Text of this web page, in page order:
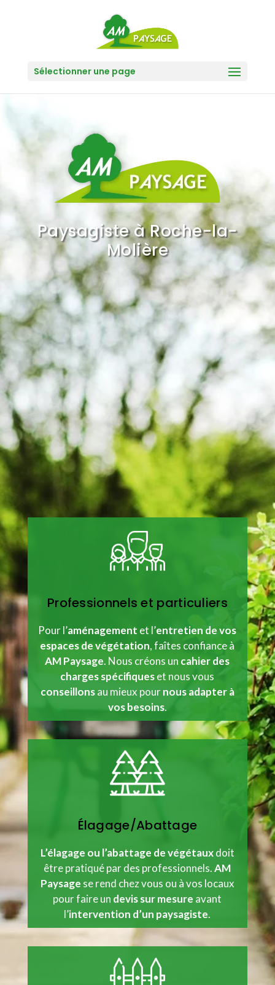
Sélectionner une page
Paysagiste à Roche-la-
Molière
Professionnels et particuliers
Pour l’aménagement et l’entretien de vos
espaces de végétation, faîtes confiance à
AM Paysage. Nous créons un cahier des
charges spécifiqueset nous vous
conseillonsau mieux pournous adapter à
vos besoins.
Élagage/Abattage
L’élagage ou l’abattage de végétauxdoit
être pratiqué par des professionnels.AM
Paysage se rend chez vous ou à vos locaux
pour faire un devis sur mesure avant
l’intervention d’un paysagiste.